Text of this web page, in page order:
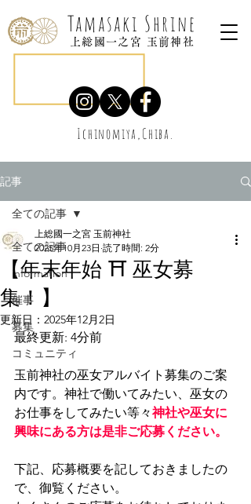
Tamasaki Shrine
上総國一之宮 玉前神社
Ichinomiya,Chiba.
記事
全ての記事
information
催事
募集
コミュニティ
全ての記事
【年末年始 ⛩️ 巫女募
集！】
上総國一之宮 玉前神社
2025年10月23日 読了時間: 2分
更新日： 2025年12月2日
最終更新: 4分前
玉前神社の巫女アルバイト募集のご案
内です。神社で働いてみたい、巫女の
お仕事をしてみたい等々神社や巫女に
興味にある方は是非ご応募ください。
下記、応募概要を記しておきましたの
で、御覧ください。